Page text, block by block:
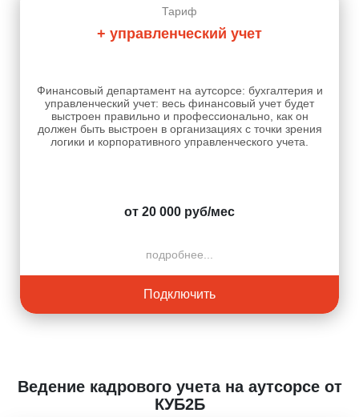
Тариф
+ управленческий учет
Финансовый департамент на аутсорсе: бухгалтерия и
управленческий учет: весь финансовый учет будет
выстроен правильно и профессионально, как он
должен быть выстроен в организациях с точки зрения
логики и корпоративного управленческого учета.
от 20 000 руб/мес
подробнее...
Подключить
Ведение кадрового учета на аутсорсе от
КУБ2Б